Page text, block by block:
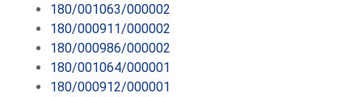
180/001063/000002
180/000911/000002
180/000986/000002
180/001064/000001
180/000912/000001